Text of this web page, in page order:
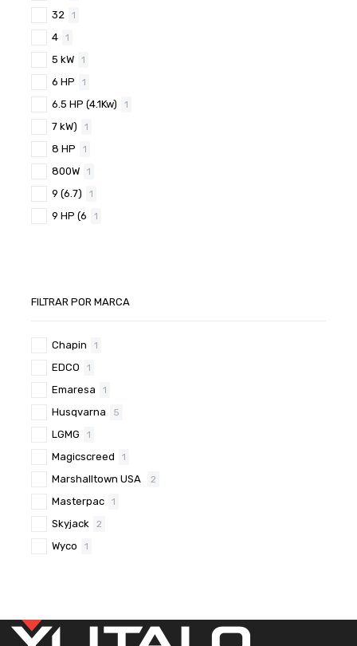
32 1
4 1
5 kW 1
6 HP 1
6.5 HP (4.1Kw) 1
7 kW) 1
8 HP 1
800W 1
9 (6.7) 1
9 HP (6 1
FILTRAR POR MARCA
Chapin 1
EDCO 1
Emaresa 1
Husqvarna 5
LGMG 1
Magicscreed 1
Marshalltown USA 2
Masterpac 1
Skyjack 2
Wyco 1